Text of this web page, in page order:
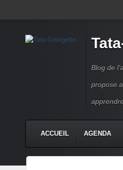
Blog de
propose
ACCUEIL AGENDA